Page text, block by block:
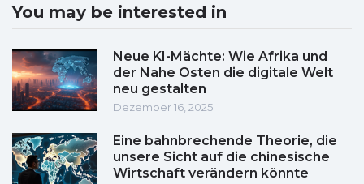
You may be interested in
Neue KI-Mächte: Wie Afrika und
der Nahe Osten die digitale Welt
neu gestalten
Dezember 16, 2025
Eine bahnbrechende Theorie, die
unsere Sicht auf die chinesische
Wirtschaft verändern könnte